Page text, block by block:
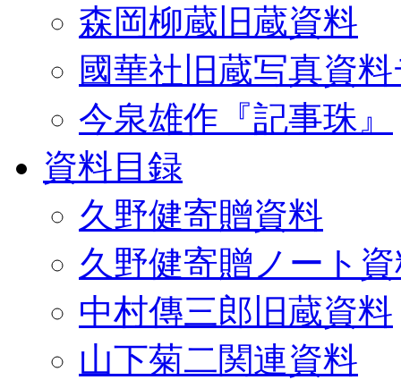
森岡柳蔵旧蔵資料
國華社旧蔵写真資
今泉雄作『記事珠』
資料目録
久野健寄贈資料
久野健寄贈ノート
中村傳三郎旧蔵資料
山下菊二関連資料